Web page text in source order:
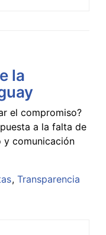
la
el compromiso?
a la falta de
y comunicación
Transparencia